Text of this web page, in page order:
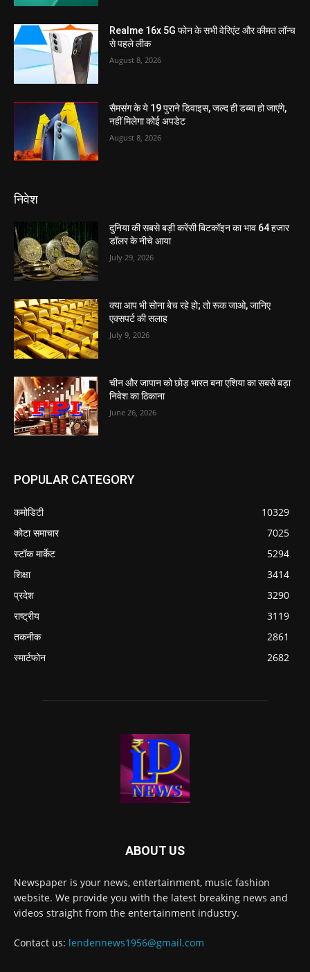
Realme 16x 5G फोन के सभी वेरिएंट और कीमत लॉन्च
से पहले लीक
August 8, 2026
सैमसंग के ये 19 पुराने डिवाइस, जल्द ही डब्बा हो जाएंगे,
नहीं मिलेगा कोई अपडेट
August 8, 2026
निवेश
दुनिया की सबसे बड़ी करेंसी बिटकॉइन का भाव 64 हजार
डॉलर के नीचे आया
July 29, 2026
क्या आप भी सोना बेच रहे हो; तो रूक जाओ, जानिए
एक्सपर्ट की सलाह
July 9, 2026
चीन और जापान को छोड़ भारत बना एशिया का सबसे बड़ा
निवेश का ठिकाना
June 26, 2026
POPULAR CATEGORY
कमोडिटी
10329
कोटा समाचार
7025
स्टॉक मार्केट
5294
शिक्षा
3414
प्रदेश
3290
राष्ट्रीय
3119
तकनीक
2861
स्मार्टफोन
2682
ABOUT US
Newspaper is your news, entertainment, music fashion
website. We provide you with the latest breaking news and
videos straight from the entertainment industry.
Contact us: lendennews1956@gmail.com